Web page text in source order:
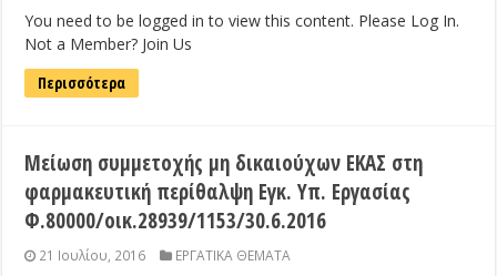
You need to be logged in to view this content. Please Log In.
Not a Member? Join Us
Περισσότερα
Μείωση συμμετοχής μη δικαιούχων ΕΚΑΣ στη
φαρμακευτική περίθαλψη Εγκ. Υπ. Εργασίας
Φ.80000/οικ.28939/1153/30.6.2016
21 Ιουλίου, 2016 ΕΡΓΑΤΙΚΑ ΘΕΜΑΤΑ